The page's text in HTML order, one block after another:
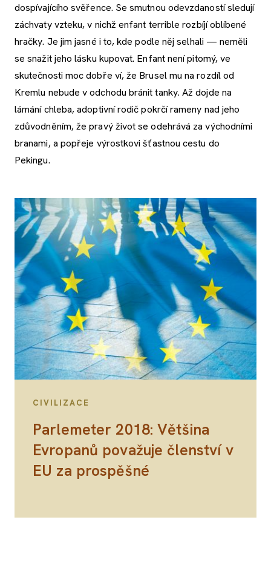
dospívajícího svěřence. Se smutnou odevzdaností sledují
záchvaty vzteku, v nichž enfant terrible rozbíjí oblíbené
hračky. Je jim jasné i to, kde podle něj selhali — neměli
se snažit jeho lásku kupovat. Enfant není pitomý, ve
skutečnosti moc dobře ví, že Brusel mu na rozdíl od
Kremlu nebude v odchodu bránit tanky. Až dojde na
lámání chleba, adoptivní rodič pokrčí rameny nad jeho
zdůvodněním, že pravý život se odehrává za východními
branami, a popřeje výrostkovi šťastnou cestu do
Pekingu.
CIVILIZACE
Parlemeter 2018: Většina
Evropanů považuje členství v
EU za prospěšné